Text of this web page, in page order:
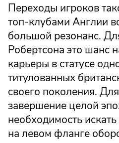
Переходы игроков
топ-клубами Англии
большой резонанс.
Робертсона это шанс
карьеры в статусе
титулованных
своего поколения.
завершение целой
необходимость
на левом фланге